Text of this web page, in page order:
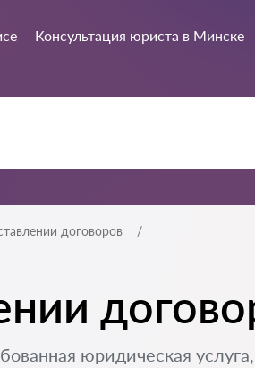
Консультация юриста в Минске
договоров
юридическая